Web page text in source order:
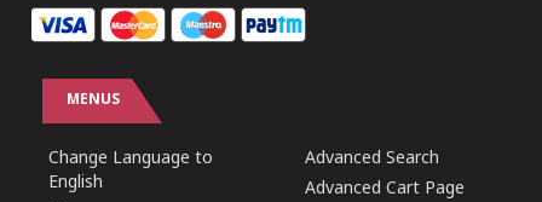
MENUS
Change Language to
English
Advanced Search
Advanced Cart Page